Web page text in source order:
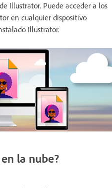
Illustrator. Puede acceder a los
en cualquier dispositivo
Illustrator.
la nube?